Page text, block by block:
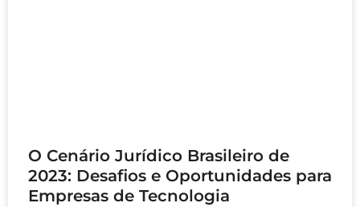
O Cenário Jurídico Brasileiro de
2023: Desafios e Oportunidades para
Empresas de Tecnologia